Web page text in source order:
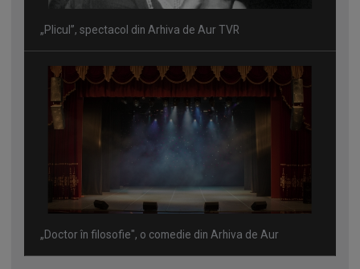
„Plicul”, spectacol din Arhiva de Aur TVR
„Doctor în filosofie", o comedie din Arhiva de Aur